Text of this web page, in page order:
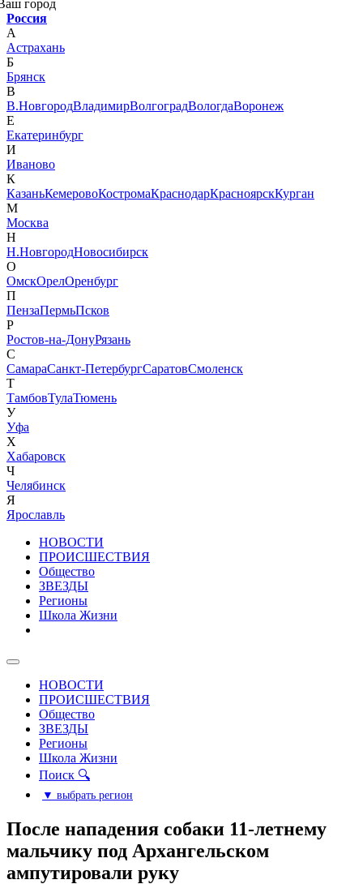
город
Россия
А
Астрахань
Б
Брянск
В
В.НовгородВладимирВолгоградВологдаВоронеж
Е
Екатеринбург
И
Иваново
К
КазаньКемеровоКостромаКраснодарКрасноярскКурган
М
Москва
Н
Н.НовгородНовосибирск
О
ОмскОрелОренбург
П
ПензаПермьПсков
Р
Ростов-на-ДонуРязань
С
СамараСанкт-ПетербургСаратовСмоленск
Т
ТамбовТулаТюмень
У
Уфа
Х
Хабаровск
Ч
Челябинск
Я
Ярославль
НОВОСТИ
ПРОИСШЕСТВИЯ
Общество
ЗВЕЗДЫ
Регионы
Школа Жизни
НОВОСТИ
ПРОИСШЕСТВИЯ
Общество
ЗВЕЗДЫ
Регионы
Школа Жизни
Поиск 🔍
▼ выбрать регион
После нападения собаки 11-летнему
мальчику под Архангельском
ампутировали руку